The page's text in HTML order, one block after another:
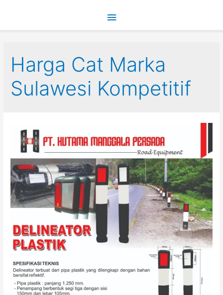
Main
Harga Cat Marka
Sulawesi Kompetitif